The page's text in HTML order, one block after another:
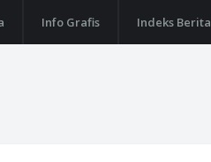
Info Grafis Indeks Berita